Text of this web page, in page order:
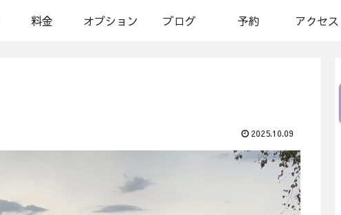
料金 オプション ブログ 予約 アクセス
2025.10.09